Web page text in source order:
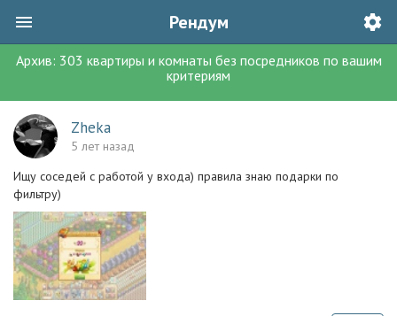
Рендум
Архив: 303 квартиры и комнаты без посредников по вашим
критериям
Zheka
5 лет назад
Ищу соседей с работой у входа) правила знаю подарки по
фильтру)